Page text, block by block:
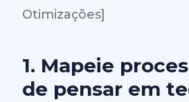
Otimizações]
1. Mapeie
de pensar em